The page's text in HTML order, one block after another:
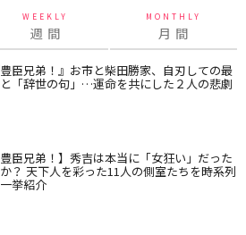
WEEKLY
週 間
MONTHLY
月 間
豊臣兄弟！』お市と柴田勝家、自刃しての最
「辞世の句」…運命を共にした２人の悲劇
豊臣兄弟！】秀吉は本当に「女狂い」だった
？ 天下人を彩った11人の側室たちを時系列
挙紹介